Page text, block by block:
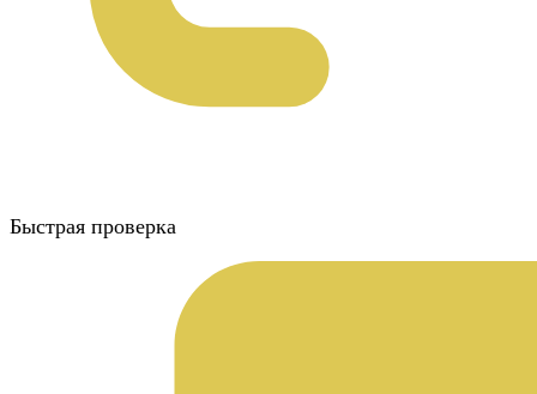
Быстрая проверка